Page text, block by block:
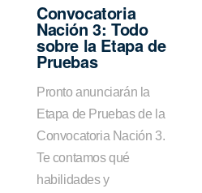
Convocatoria
Nación 3: Todo
sobre la Etapa de
Pruebas
Pronto anunciarán la
Etapa de Pruebas de la
Convocatoria Nación 3.
Te contamos qué
habilidades y